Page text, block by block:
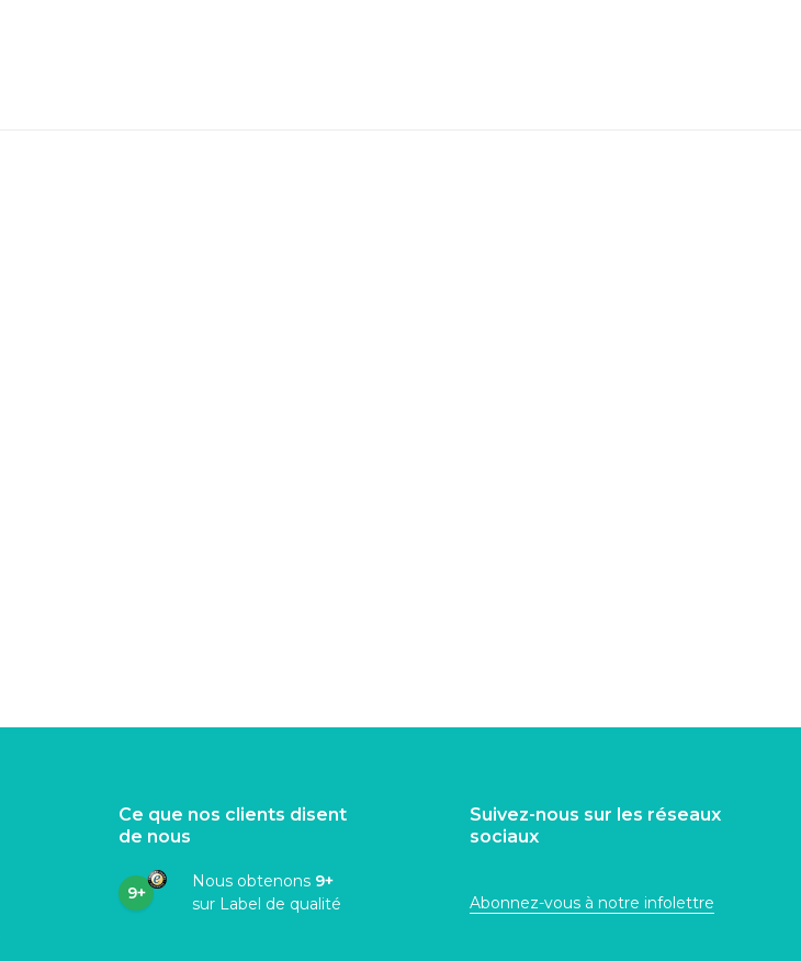
Ce que nos clients disent
de nous
9+
Nous obtenons 9+
sur Label de qualité
Suivez-nous sur les réseaux
sociaux
Abonnez-vous à notre infolettre